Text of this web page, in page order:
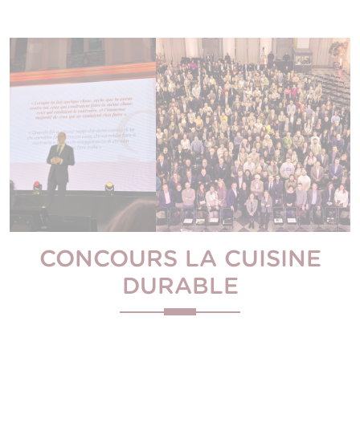
CONCOURS LA CUISINE
DURABLE